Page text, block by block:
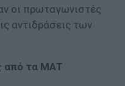
οι πρωταγωνιστές
αντιδράσεις των
από τα ΜΑΤ